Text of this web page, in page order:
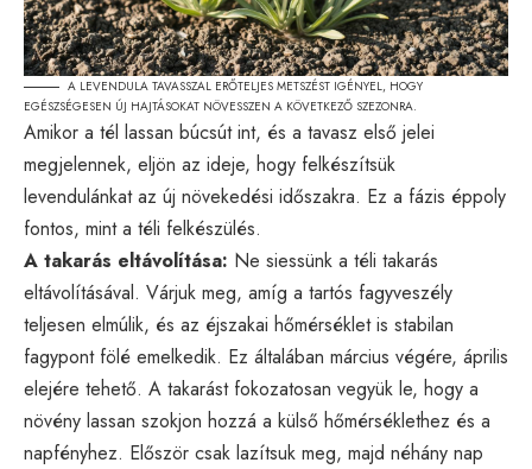
A LEVENDULA TAVASSZAL ERŐTELJES METSZÉST IGÉNYEL, HOGY
EGÉSZSÉGESEN ÚJ HAJTÁSOKAT NÖVESSZEN A KÖVETKEZŐ SZEZONRA.
Amikor a tél lassan búcsút int, és a tavasz első jelei
megjelennek, eljön az ideje, hogy felkészítsük
levendulánkat az új növekedési időszakra. Ez a fázis éppoly
fontos, mint a téli felkészülés.
A takarás eltávolítása: Ne siessünk a téli takarás
eltávolításával. Várjuk meg, amíg a tartós fagyveszély
teljesen elmúlik, és az éjszakai hőmérséklet is stabilan
fagypont fölé emelkedik. Ez általában március végére, április
elejére tehető. A takarást fokozatosan vegyük le, hogy a
növény lassan szokjon hozzá a külső hőmérséklethez és a
napfényhez. Először csak lazítsuk meg, majd néhány nap